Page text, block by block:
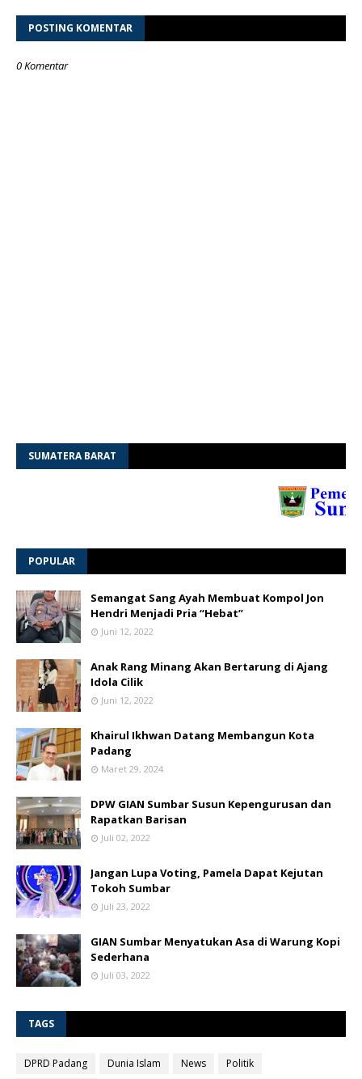
POSTING KOMENTAR
0 Komentar
SUMATERA BARAT
POPULAR
Semangat Sang Ayah Membuat Kompol Jon
Hendri Menjadi Pria “Hebat”
Juni 12, 2022
Anak Rang Minang Akan Bertarung di Ajang
Idola Cilik
Juni 12, 2022
Khairul Ikhwan Datang Membangun Kota
Padang
Maret 29, 2024
DPW GIAN Sumbar Susun Kepengurusan dan
Rapatkan Barisan
Juli 02, 2022
Jangan Lupa Voting, Pamela Dapat Kejutan
Tokoh Sumbar
Juli 23, 2022
GIAN Sumbar Menyatukan Asa di Warung Kopi
Sederhana
Juli 03, 2022
TAGS
DPRD Padang Dunia Islam News
Politik